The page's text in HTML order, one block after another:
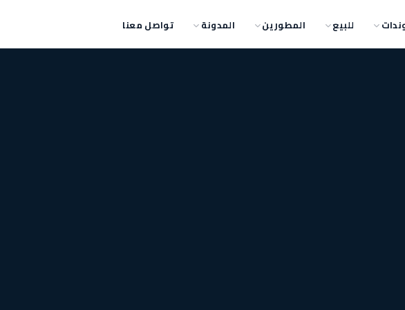
للبيع المطورين المدونة تواصل معنا